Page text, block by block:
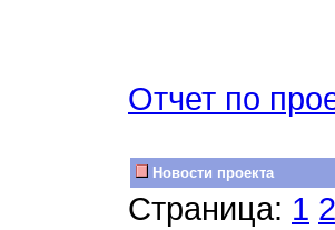
Отчет по
Новости проекта
Страница: 1 2